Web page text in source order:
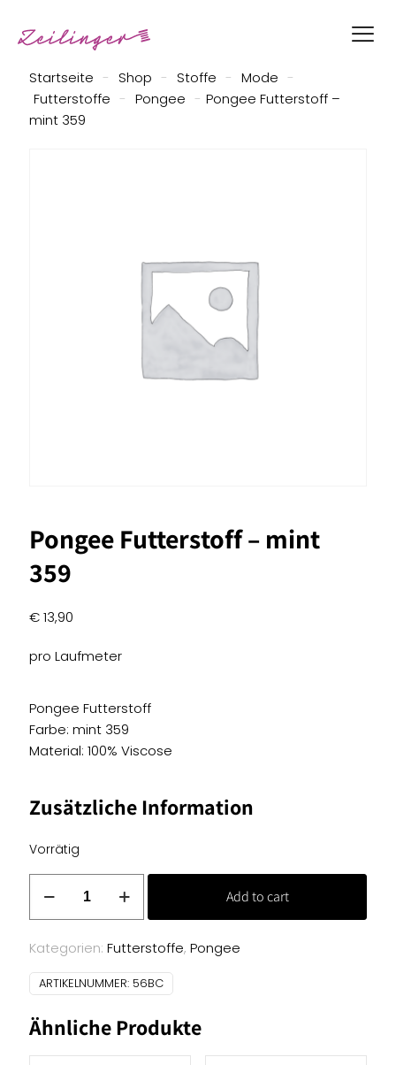
Startseite - Shop - Stoffe - Mode -
Futterstoffe - Pongee - Pongee Futterstoff –
mint 359
Pongee Futterstoff – mint
359
€13,90
pro Laufmeter
Pongee Futterstoff
Farbe: mint 359
Material: 100% Viscose
Zusätzliche Information
Vorrätig
Futterstoff
-
mint
359
Menge
Add to cart
Kategorien: Futterstoffe, Pongee
ARTIKELNUMMER: 56BC
Ähnliche Produkte